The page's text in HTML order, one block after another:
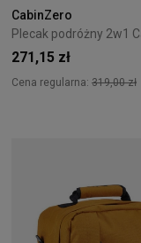
CabinZero
271,15 zł
Cena regularna: 319,00 zł